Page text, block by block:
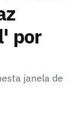
por
janela de